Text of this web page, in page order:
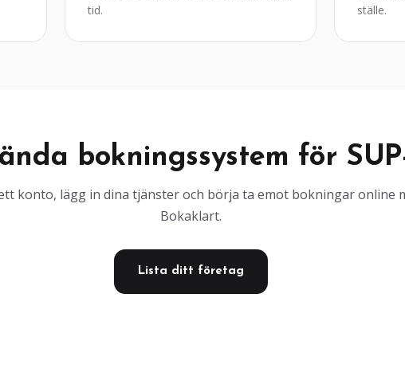
tid.
ställe.
bokningssystem för
konto, lägg in dina tjänster och börja ta emot bokningar online
Bokaklart.
Lista ditt företag